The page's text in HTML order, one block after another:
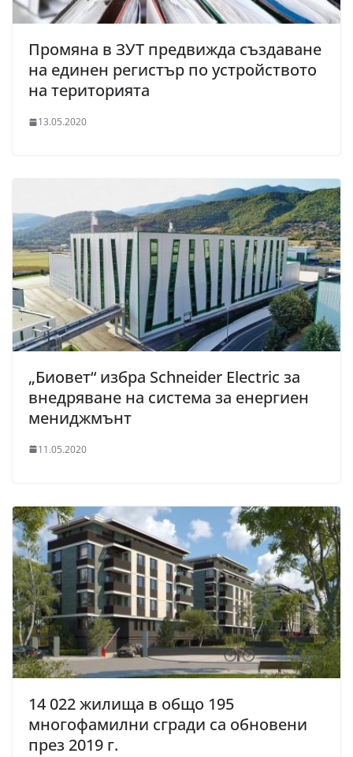
Промяна в ЗУТ предвижда създаване
на единен регистър по устройството
на територията
13.05.2020
„Биовет“ избра Schneider Electric за
внедряване на система за енергиен
мениджмънт
11.05.2020
14 022 жилища в общо 195
многофамилни сгради са обновени
през 2019 г.